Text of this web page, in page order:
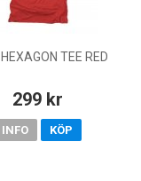
TEE RED
299 kr
INFO KÖP